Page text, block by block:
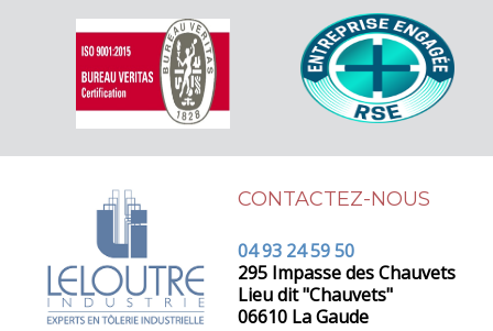
CONTACTEZ-NOUS
04 93 24 59 50
295 Impasse des Chauvets
Lieu dit "Chauvets"
06610 La Gaude